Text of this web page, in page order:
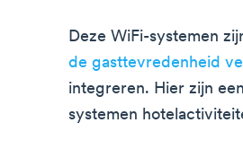
Deze WiFi-systemen
de gasttevredenheid
integreren. Hier zijn
systemen